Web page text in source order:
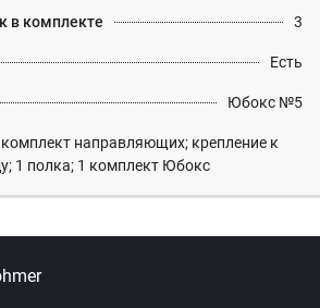
в комплекте 3
Есть
Юбокс №5
направляющих; крепление к
1 полка; 1 комплект Юбокс